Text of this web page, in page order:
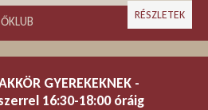
RÉSZLETEK
GYEREKEKNEK -
16:30-18:00 óráig